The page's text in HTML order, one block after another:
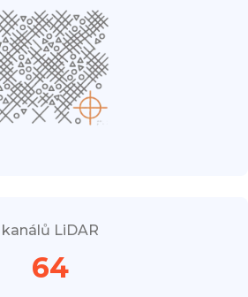
64
kanálů LiDAR